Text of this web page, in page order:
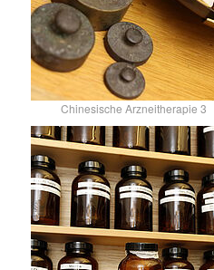
Chinesische Arzneitherapie 3